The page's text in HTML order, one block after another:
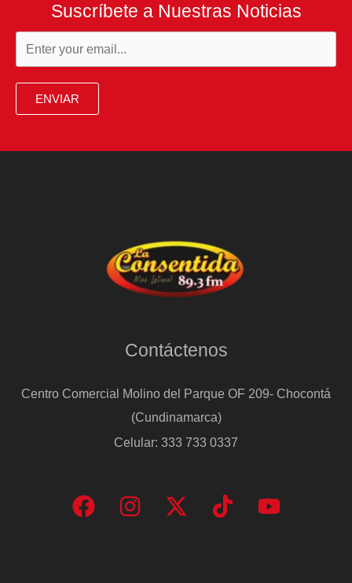
Suscríbete a Nuestras Noticias
ENVIAR
Contáctenos
Centro Comercial Molino del Parque OF 209- Chocontá
(Cundinamarca)
Celular: 333 733 0337